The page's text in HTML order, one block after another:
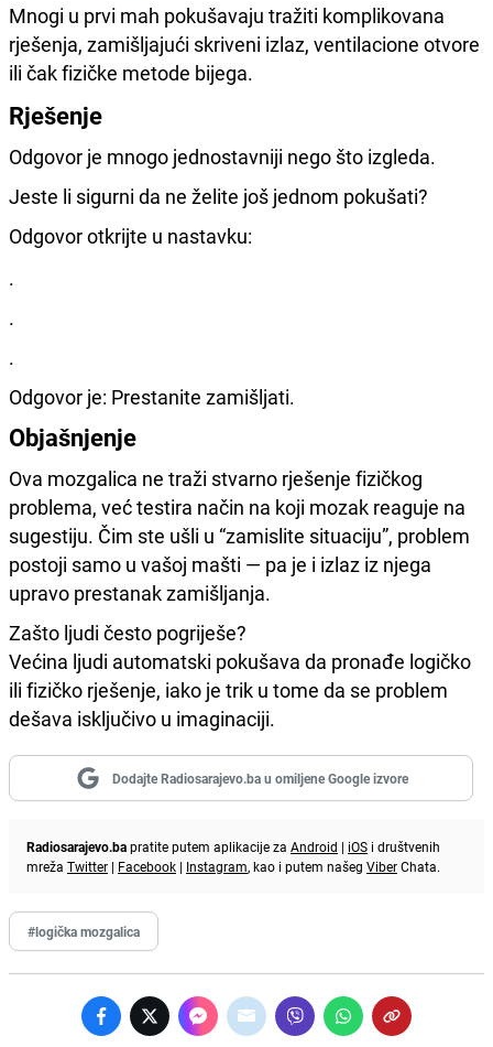
Mnogi u prvi mah pokušavaju tražiti komplikovana
rješenja, zamišljajući skriveni izlaz, ventilacione otvore
ili čak fizičke metode bijega.
Rješenje
Odgovor je mnogo jednostavniji nego što izgleda.
Jeste li sigurni da ne želite još jednom pokušati?
Odgovor otkrijte u nastavku:
.
.
.
Odgovor je: Prestanite zamišljati.
Objašnjenje
Ova mozgalica ne traži stvarno rješenje fizičkog
problema, već testira način na koji mozak reaguje na
sugestiju. Čim ste ušli u “zamislite situaciju”, problem
postoji samo u vašoj mašti — pa je i izlaz iz njega
upravo prestanak zamišljanja.
Zašto ljudi često pogriješe?
Većina ljudi automatski pokušava da pronađe logičko
ili fizičko rješenje, iako je trik u tome da se problem
dešava isključivo u imaginaciji.
Dodajte Radiosarajevo.ba u omiljene Google izvore
Radiosarajevo.bapratite putem aplikacije za Android | iOS i društvenih
mreža Twitter | Facebook | Instagram, kao i putem našeg ViberChata.
#logička mozgalica